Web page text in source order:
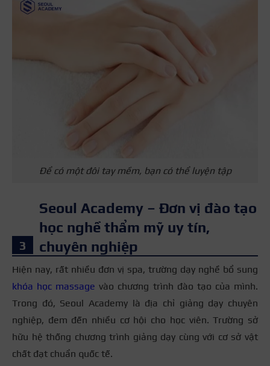
Để có một đôi tay mềm, bạn có thể luyện tập
Seoul Academy – Đơn vị đào tạo
học nghề thẩm mỹ uy tín,
chuyên nghiệp
Hiện nay, rất nhiều đơn vị spa, trường dạy nghề bổ sung
khóa học massage vào chương trình đào tạo của mình.
Trong đó, Seoul Academy là địa chỉ giảng dạy chuyên
nghiệp, đem đến nhiều cơ hội cho học viên. Trường sở
hữu hệ thống chương trình giảng dạy cùng với cơ sở vật
chất đạt chuẩn quốc tế.